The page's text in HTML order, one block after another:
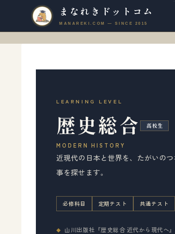
まなれきドットコム
LEARNING LEVEL
歴史総合 高校生
MODERN HISTORY
近現代の日本と世界を、たがいの
事を探せます。
必修科目 定期テスト 共通テスト
山川出版社『歴史総合 近代から現代へ